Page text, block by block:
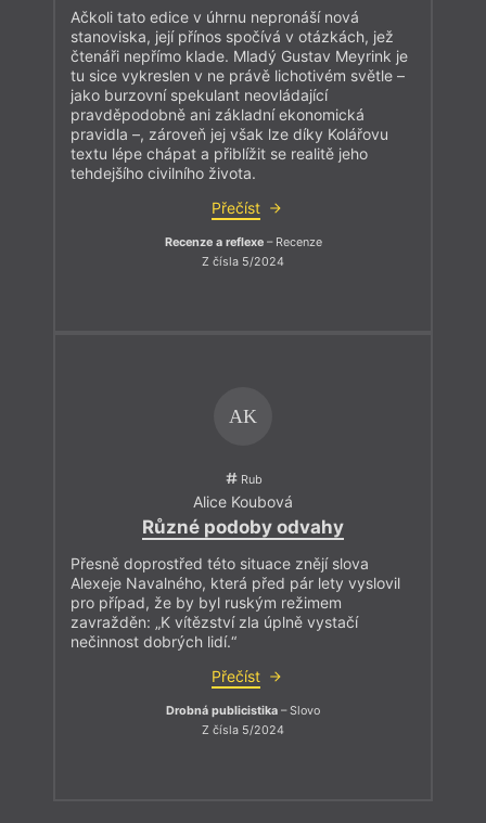
Ačkoli tato edice v úhrnu nepronáší nová
stanoviska, její přínos spočívá v otázkách, jež
čtenáři nepřímo klade. Mladý Gustav Meyrink je
tu sice vykreslen v ne právě lichotivém světle –
jako burzovní spekulant neovládající
pravděpodobně ani základní ekonomická
pravidla –, zároveň jej však lze díky Kolářovu
textu lépe chápat a přiblížit se realitě jeho
tehdejšího civilního života.
Přečíst
Recenze a reflexe– Recenze
Z čísla 5/2024
AK
Rub
Alice Koubová
Různé podoby odvahy
Přesně doprostřed této situace znějí slova
Alexeje Navalného, která před pár lety vyslovil
pro případ, že by byl ruským režimem
zavražděn: „K vítězství zla úplně vystačí
nečinnost dobrých lidí.“
Přečíst
Drobná publicistika – Slovo
Z čísla 5/2024